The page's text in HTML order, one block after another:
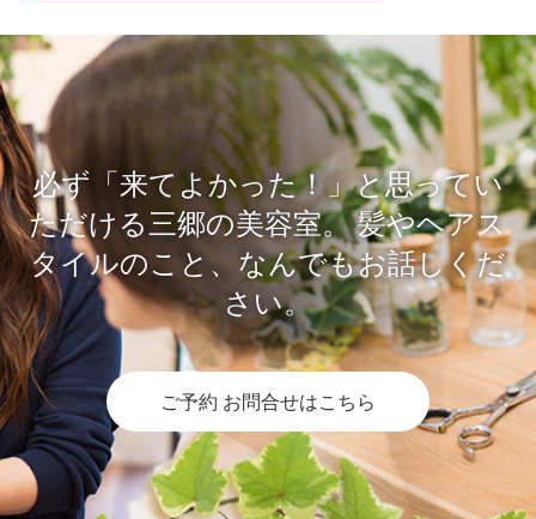
必ず「来てよかった！」と思ってい
ただける三郷の美容室。髪やヘアス
タイルのこと、なんでもお話しくだ
さい。
ご予約 お問合せはこちら